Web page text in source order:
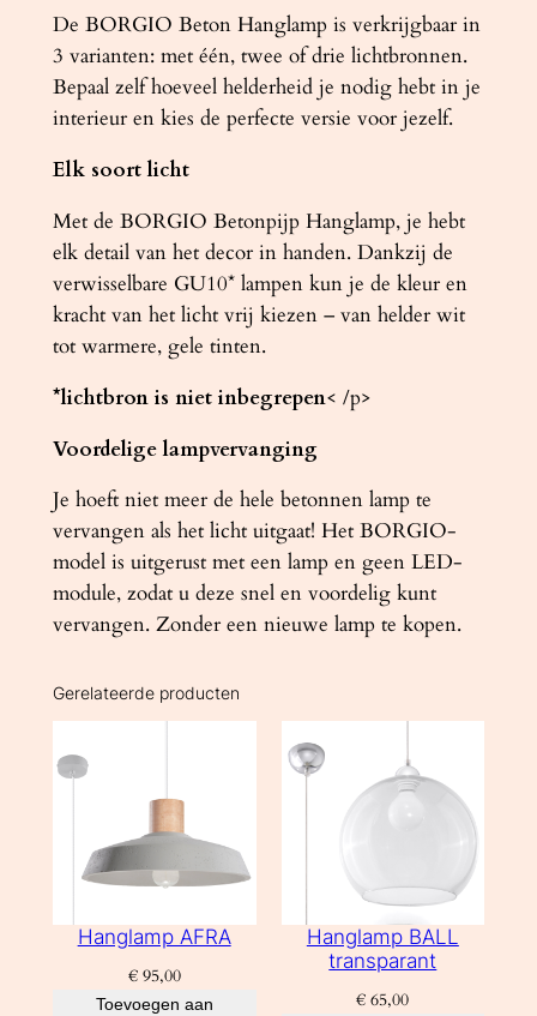
De BORGIO Beton Hanglamp is verkrijgbaar in
3 varianten: met één, twee of drie lichtbronnen.
Bepaal zelf hoeveel helderheid je nodig hebt in je
interieur en kies de perfecte versie voor jezelf.
Elk soort licht
Met de BORGIO Betonpijp Hanglamp, je hebt
elk detail van het decor in handen. Dankzij de
verwisselbare GU10* lampen kun je de kleur en
kracht van het licht vrij kiezen – van helder wit
tot warmere, gele tinten.
*lichtbron is niet inbegrepen< /p>
Voordelige lampvervanging
Je hoeft niet meer de hele betonnen lamp te
vervangen als het licht uitgaat! Het BORGIO-
model is uitgerust met een lamp en geen LED-
module, zodat u deze snel en voordelig kunt
vervangen. Zonder een nieuwe lamp te kopen.
Gerelateerde producten
Hanglamp AFRA
€95,00
Toevoegen aan
Hanglamp BALL
transparant
€ 65,00